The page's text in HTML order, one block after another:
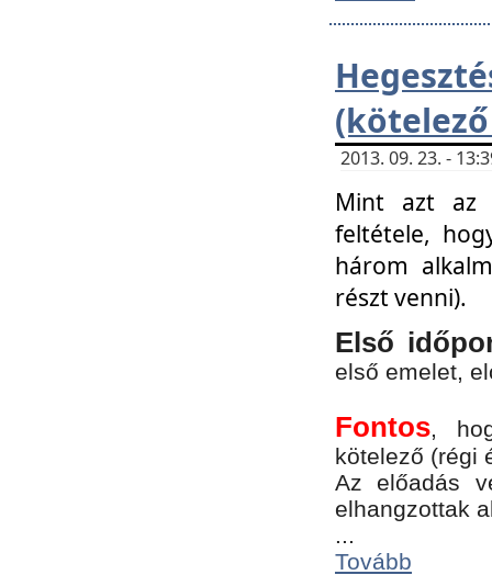
2013. 09. 23. -
Mint azt az
feltétele,
három
részt venni).
Első
első emelet,
Fontos,
kötelező (régi
Az előadás
elhangzottak
...
Tovább